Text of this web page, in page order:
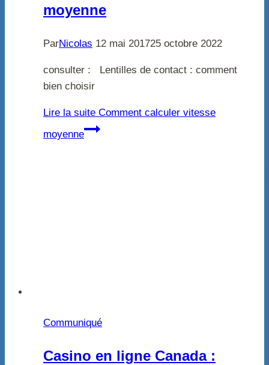
moyenne
ParNicolas 12 mai 201725 octobre 2022
consulter : Lentilles de contact : comment
bien choisir
Lire la suite Comment calculer vitesse
moyenne
Communiqué
Casino en ligne Canada :